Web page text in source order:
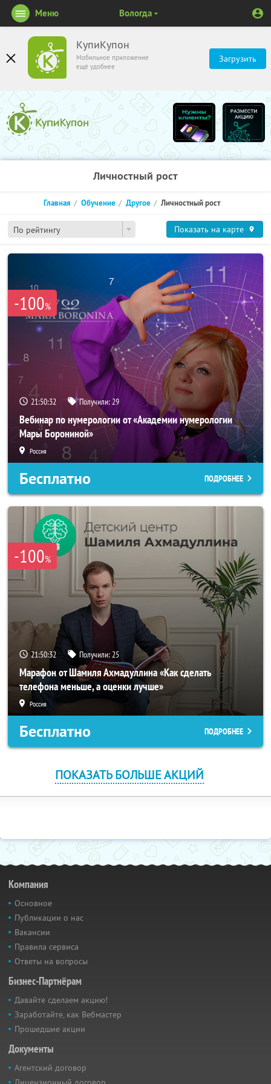
КупиКупон
Мобильное приложение
ещё удобнее
Загрузить
Меню Вологда
Личностный рост
По рейтингу
Главная Обучение Другое Личностный рост
Показать на карте
-100%
21:50:32 Получили:29
Вебинар по нумерологии от «Академии нумерологии
Мары Борониной»
Россия
Бесплатно ПОДРОБНЕЕ
-100%
21:50:32 Получили:25
Марафон от Шамиля Ахмадуллина «Как сделать
телефона меньше, а оценки лучше»
Россия
Бесплатно ПОДРОБНЕЕ
ПОКАЗАТЬ БОЛЬШЕ АКЦИЙ
Компания
Основное
Публикации о нас
Вакансии
Правила сервиса
Ответы на вопросы
Бизнес-Партнёрам
Давайте сделаем акцию!
Заработайте, как Вебмастер
Прошедшие акции
Документы
Агентский договор